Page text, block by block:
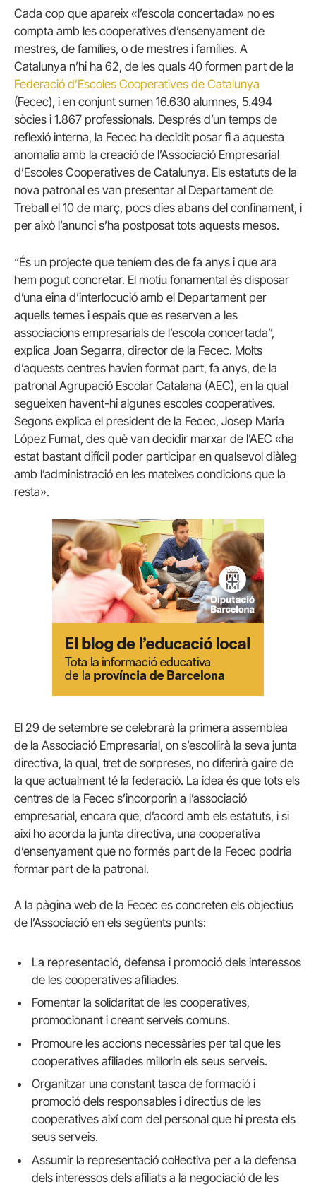
Cada cop que apareix «l’escola concertada» no es
compta amb les cooperatives d’ensenyament de
mestres, de famílies, o de mestres i famílies. A
Catalunya n’hi ha 62, de les quals 40 formen part de la
Federació d’Escoles Cooperatives de Catalunya
(Fecec), i en conjunt sumen 16.630 alumnes, 5.494
sòcies i 1.867 professionals. Després d’un temps de
reflexió interna, la Fecec ha decidit posar fi a aquesta
anomalia amb la creació de l’Associació Empresarial
d’Escoles Cooperatives de Catalunya. Els estatuts de la
nova patronal es van presentar al Departament de
Treball el 10 de març, pocs dies abans del confinament, i
per això l’anunci s’ha postposat tots aquests mesos.
“És un projecte que teníem des de fa anys i que ara
hem pogut concretar. El motiu fonamental és disposar
d’una eina d’interlocució amb el Departament per
aquells temes i espais que es reserven a les
associacions empresarials de l’escola concertada”,
explica Joan Segarra, director de la Fecec. Molts
d’aquests centres havien format part, fa anys, de la
patronal Agrupació Escolar Catalana (AEC), en la qual
segueixen havent-hi algunes escoles cooperatives.
Segons explica el president de la Fecec, Josep Maria
López Fumat, des què van decidir marxar de l’AEC «ha
estat bastant difícil poder participar en qualsevol diàleg
amb l’administració en les mateixes condicions que la
resta».
El 29 de setembre se celebrarà la primera assemblea
de la Associació Empresarial, on s’escollirà la seva junta
directiva, la qual, tret de sorpreses, no diferirà gaire de
la que actualment té la federació. La idea és que tots els
centres de la Fecec s’incorporin a l’associació
empresarial, encara que, d’acord amb els estatuts, i si
així ho acorda la junta directiva, una cooperativa
d’ensenyament que no formés part de la Fecec podria
formar part de la patronal.
A la pàgina web de la Fecec es concreten els objectius
de l’Associació en els següents punts:
La representació, defensa i promoció dels interessos
de les cooperatives afiliades.
Fomentar la solidaritat de les cooperatives,
promocionant i creant serveis comuns.
Promoure les accions necessàries per tal que les
cooperatives afiliades millorin els seus serveis.
Organitzar una constant tasca de formació i
promoció dels responsables i directius de les
cooperatives així com del personal que hi presta els
seus serveis.
Assumir la representació col·lectiva per a la defensa
dels interessos dels afiliats a la negociació de les